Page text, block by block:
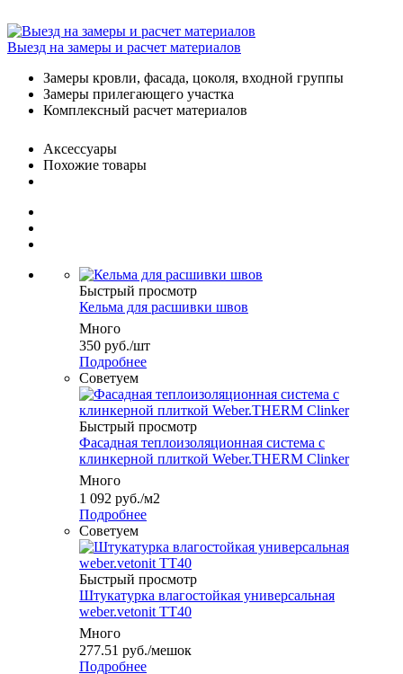
Выезд на замеры и расчет материалов
Замеры кровли, фасада, цоколя, входной группы
Замеры прилегающего участка
Комплексный расчет материалов
Аксессуары
Похожие товары
Быстрый просмотр
Кельма для расшивки швов
Много
350 руб./шт
Подробнее
Советуем
Быстрый просмотр
Фасадная теплоизоляционная система с
клинкерной плиткой Weber.THERM Clinker
Много
1 092 руб./м2
Подробнее
Советуем
Быстрый просмотр
Штукатурка влагостойкая универсальная
weber.vetonit TT40
Много
277.51 руб./мешок
Подробнее